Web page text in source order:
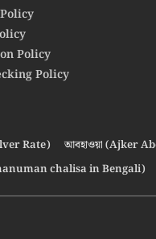
Policy
Policy
Rate) আবহাওয়া (Ajker
( hanuman chalisa in Bengali)